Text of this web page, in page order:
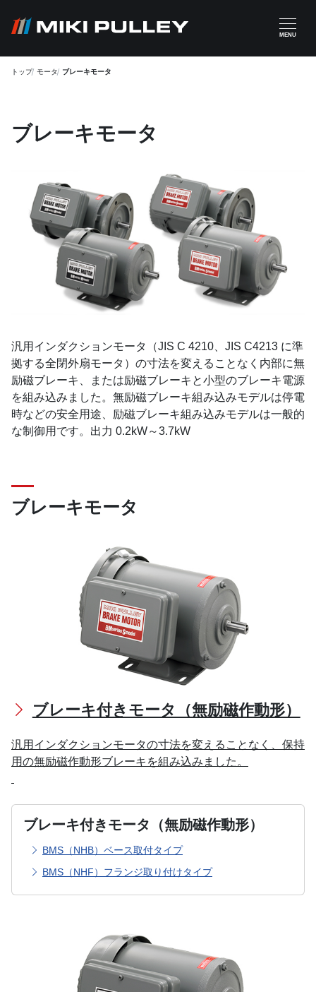
MENU
トップ モータ ブレーキモータ
ブレーキモータ
汎用インダクションモータ（JIS C 4210、JIS C4213 に準
拠する全閉外扇モータ）の寸法を変えることなく内部に無
励磁ブレーキ、または励磁ブレーキと小型のブレーキ電源
を組み込みました。無励磁ブレーキ組み込みモデルは停電
時などの安全用途、励磁ブレーキ組み込みモデルは一般的
な制御用です。出力 0.2kW～3.7kW
ブレーキモータ
ブレーキ付きモータ（無励磁作動形）
汎用インダクションモータの寸法を変えることなく、保持
用の無励磁作動形ブレーキを組み込みました。
ブレーキ付きモータ（無励磁作動形）
BMS（NHB）ベース取付タイプ
BMS（NHF）フランジ取り付けタイプ